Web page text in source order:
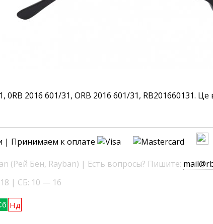
2016 601/31, ORB 2016 601/31, RB201660131. Це
| Принимаем к оплате
(Рей Бен, Rayban) | Есть вопросы? Пишите:
| СБ: 10 — 16
Нд